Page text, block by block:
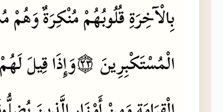
بِالْآخِرَةِقُلُوبُهُمْمُنْكِرَةٌوَهُمْ
الْمُسْتَكْبِرِينَ ۝٢٣وَإِذَاقِيلَلَهُمْ